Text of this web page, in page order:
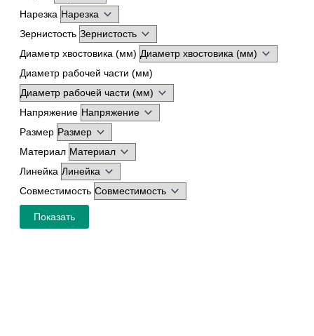
Нарезка
Зернистость
Диаметр хвостовика (мм)
Диаметр рабочей части (мм)
Напряжение
Размер
Материал
Линейка
Совместимость
Показать